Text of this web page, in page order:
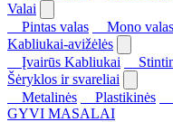
Valai
Pintas valas
Mono valas
Kabliukai-avižėlės
Įvairūs Kabliukai
Šėryklos ir svareliai
Metalinės
Plastikinės
GYVI MASALAI